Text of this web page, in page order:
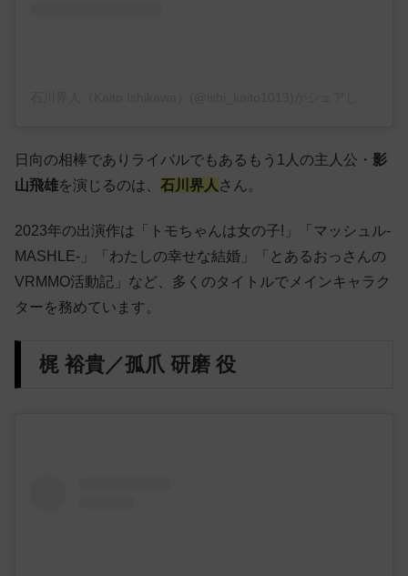
日向の相棒でありライバルでもあるもう1人の主人公・ 影
山飛雄を演じるのは、 石川界人 さん。
2023年の出演作は「トモちゃんは女の子!」「マッシュル-
MASHLE-」「わたしの幸せな結婚」「とあるおっさんの
VRMMO活動記」など、多くのタイトルでメインキャラク
ターを務めています。
梶 裕貴／孤爪 研磨 役